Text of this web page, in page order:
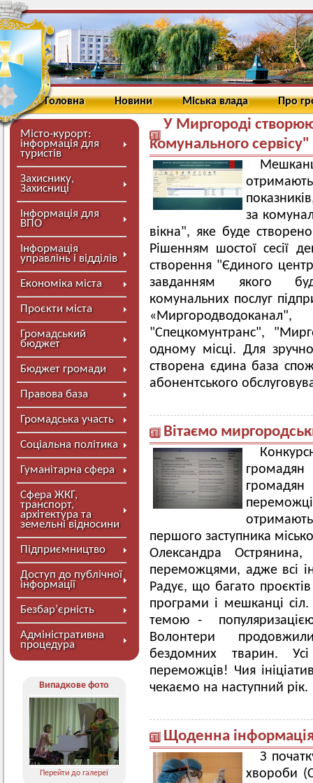
Головна Новини Міська влада Про
Місто-курорт:
інформація для
туристів
Захиснику,
Захисниці
Інформація для
ВПО
Інформація
управлінь і відділів
Економіка міста
Проєкти міста
Громадський
бюджет
Бюджет громади
Правова база
Громадська участь
Соціальна політика
Гуманітарна сфера
Сфера ЖКГ,
транспорт,
архітектура та
земельні відносини
Підприємництво
Доступ до публічної
інформації
Безбар’єрність
Адміністративна
процедура
Випадкове фото
Перейти до галереї
У Миргороді
комунального сервісу"
за
вікна", яке буде
Рішенням шостої сесії
створення "Єдиного
завданням якого
комунальних послуг
"Спецкомунтранс",
одному місці. Для
створена єдина база
абонентського
Вітаємо
першого заступника
Олександра
переможцями, адже всі
Радує, що багато
програми і мешканці сіл.
темою -
Волонтери
бездомних тварин.
переможців! Чия
чекаємо на наступний рік.
Щоденна інформація
З
хвороби